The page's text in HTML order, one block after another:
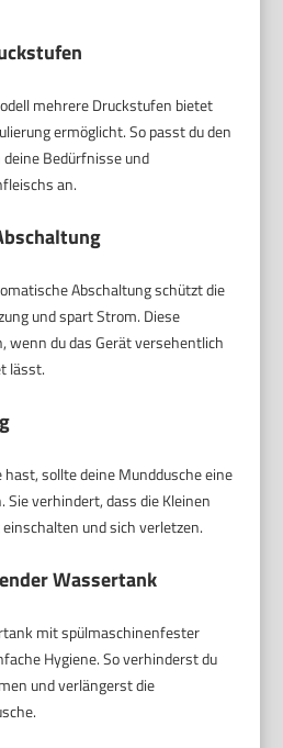
mehrere Druckstufen bietet
ermöglicht. So passt du den
Bedürfnisse und
an.
Abschaltung schützt die
und spart Strom. Diese
wenn du das Gerät versehentlich
lässt.
hast, sollte deine Munddusche eine
Sie verhindert, dass die Kleinen
und sich verletzen.
Wassertank
mit spülmaschinenfester
Hygiene. So verhinderst du
und verlängerst die